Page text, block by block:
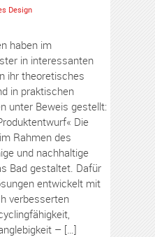
Design
haben im
in interessanten
ihr theoretisches
in praktischen
unter Beweis gestellt:
Die
Rahmen des
und nachhaltige
Bad gestaltet. Dafür
entwickelt mit
verbesserten
– […]